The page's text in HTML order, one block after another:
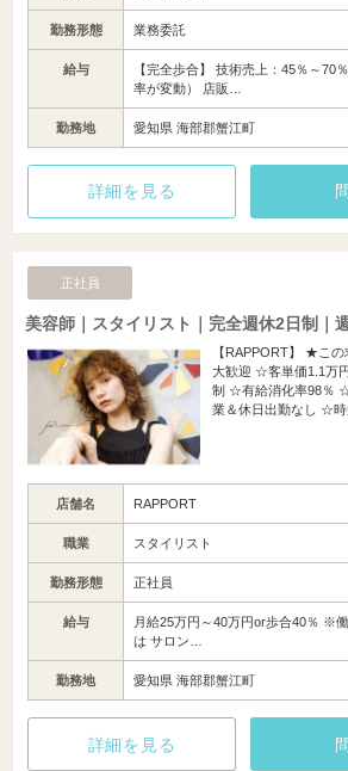
勤務形態 業務委託
給与
【完全歩合】 技術売上：45％～70
率が変動） 店販…
勤務地 愛知県 海部郡蟹江町
詳細を見る
正社員
美容師｜スタイリスト｜完全週休2日制｜
【RAPPORT】 ★こ
大歓迎 ☆客単価1.1万
制 ☆有給消化率98％
業＆休日出勤なし ☆
店舗名 RAPPORT
職業 スタイリスト
勤務形態 正社員
給与
月給25万円～40万円or歩合40％ ※
は サロン…
勤務地 愛知県 海部郡蟹江町
詳細を見る